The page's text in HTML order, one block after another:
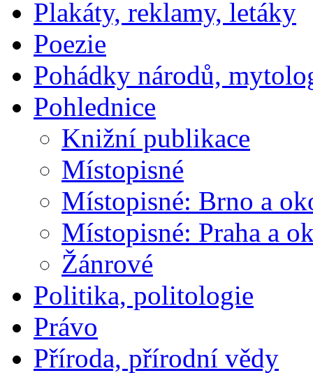
Plakáty, reklamy, letáky
Poezie
Pohádky národů,
Pohlednice
Knižní publikace
Místopisné
Místopisné: Brno a
Místopisné: Praha a
Žánrové
Politika, politologie
Právo
Příroda, přírodní vědy